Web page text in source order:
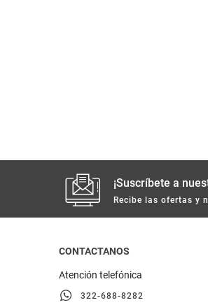
mascotas
limpieza
¡Suscríbete a
Recibe las ofertas y
CONTACTANOS
Atención telefónica
322-688-8282